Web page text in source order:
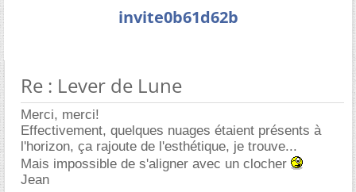
invite0b61d62b
Re : Lever de Lune
Merci, merci!
Effectivement, quelques nuages étaient présents à
l'horizon, ça rajoute de l'esthétique, je trouve...
Mais impossible de s'aligner avec un clocher
Jean